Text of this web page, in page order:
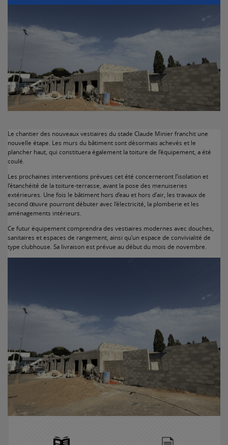
Le chantier des nouveaux vestiaires du stade Claude Minier franchit une
nouvelle étape. Les murs du bâtiment sont désormais achevés et le
plancher haut, qui constituera également la toiture de l’équipement, a été
coulé.
Les prochaines interventions prévues cet été concerneront l’isolation et
l’étanchéité de la toiture-terrasse, avant la pose des menuiseries
extérieures. Une fois le bâtiment hors d’eau et hors d’air, les travaux de
second œuvre pourront débuter avec l’électricité, la plomberie et les
aménagements intérieurs.
Ce futur équipement comprendra des vestiaires modernes avec douches,
sanitaires et espaces de rangement, ainsi qu’un espace de convivialité de
type clubhouse. Sa livraison est prévue au début du mois de novembre.